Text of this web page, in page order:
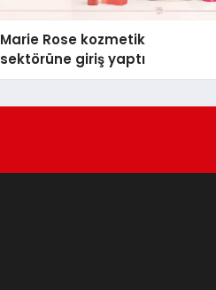
Marie Rose kozmetik
sektörüne giriş yaptı